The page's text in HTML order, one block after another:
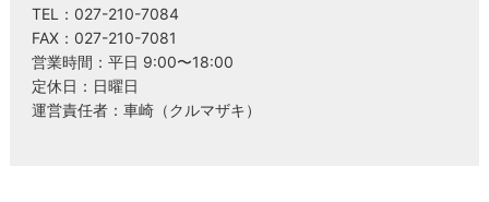
TEL：027-210-7084
FAX：027-210-7081
営業時間：平日 9:00〜18:00
定休日：日曜日
運営責任者：車崎（クルマザキ）